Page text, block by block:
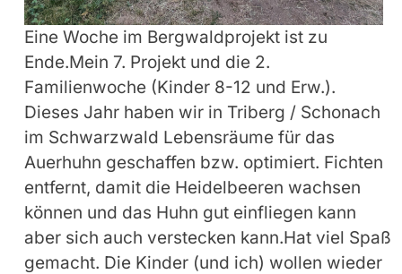
Eine Woche im Bergwaldprojekt ist zu
Ende.Mein 7. Projekt und die 2.
Familienwoche (Kinder 8-12 und Erw.).
Dieses Jahr haben wir in Triberg / Schonach
im Schwarzwald Lebensräume für das
Auerhuhn geschaffen bzw. optimiert. Fichten
entfernt, damit die Heidelbeeren wachsen
können und das Huhn gut einfliegen kann
aber sich auch verstecken kann.Hat viel Spaß
gemacht. Die Kinder (und ich) wollen wieder